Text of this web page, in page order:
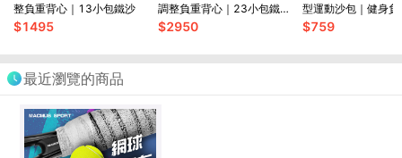
整負重背心｜13小包鐵沙
$1495
調整負重背心｜23小包鐵
砂
$2950
型運動沙包｜健身
｜可綁手腕腳踝復
$759
最近瀏覽的商品